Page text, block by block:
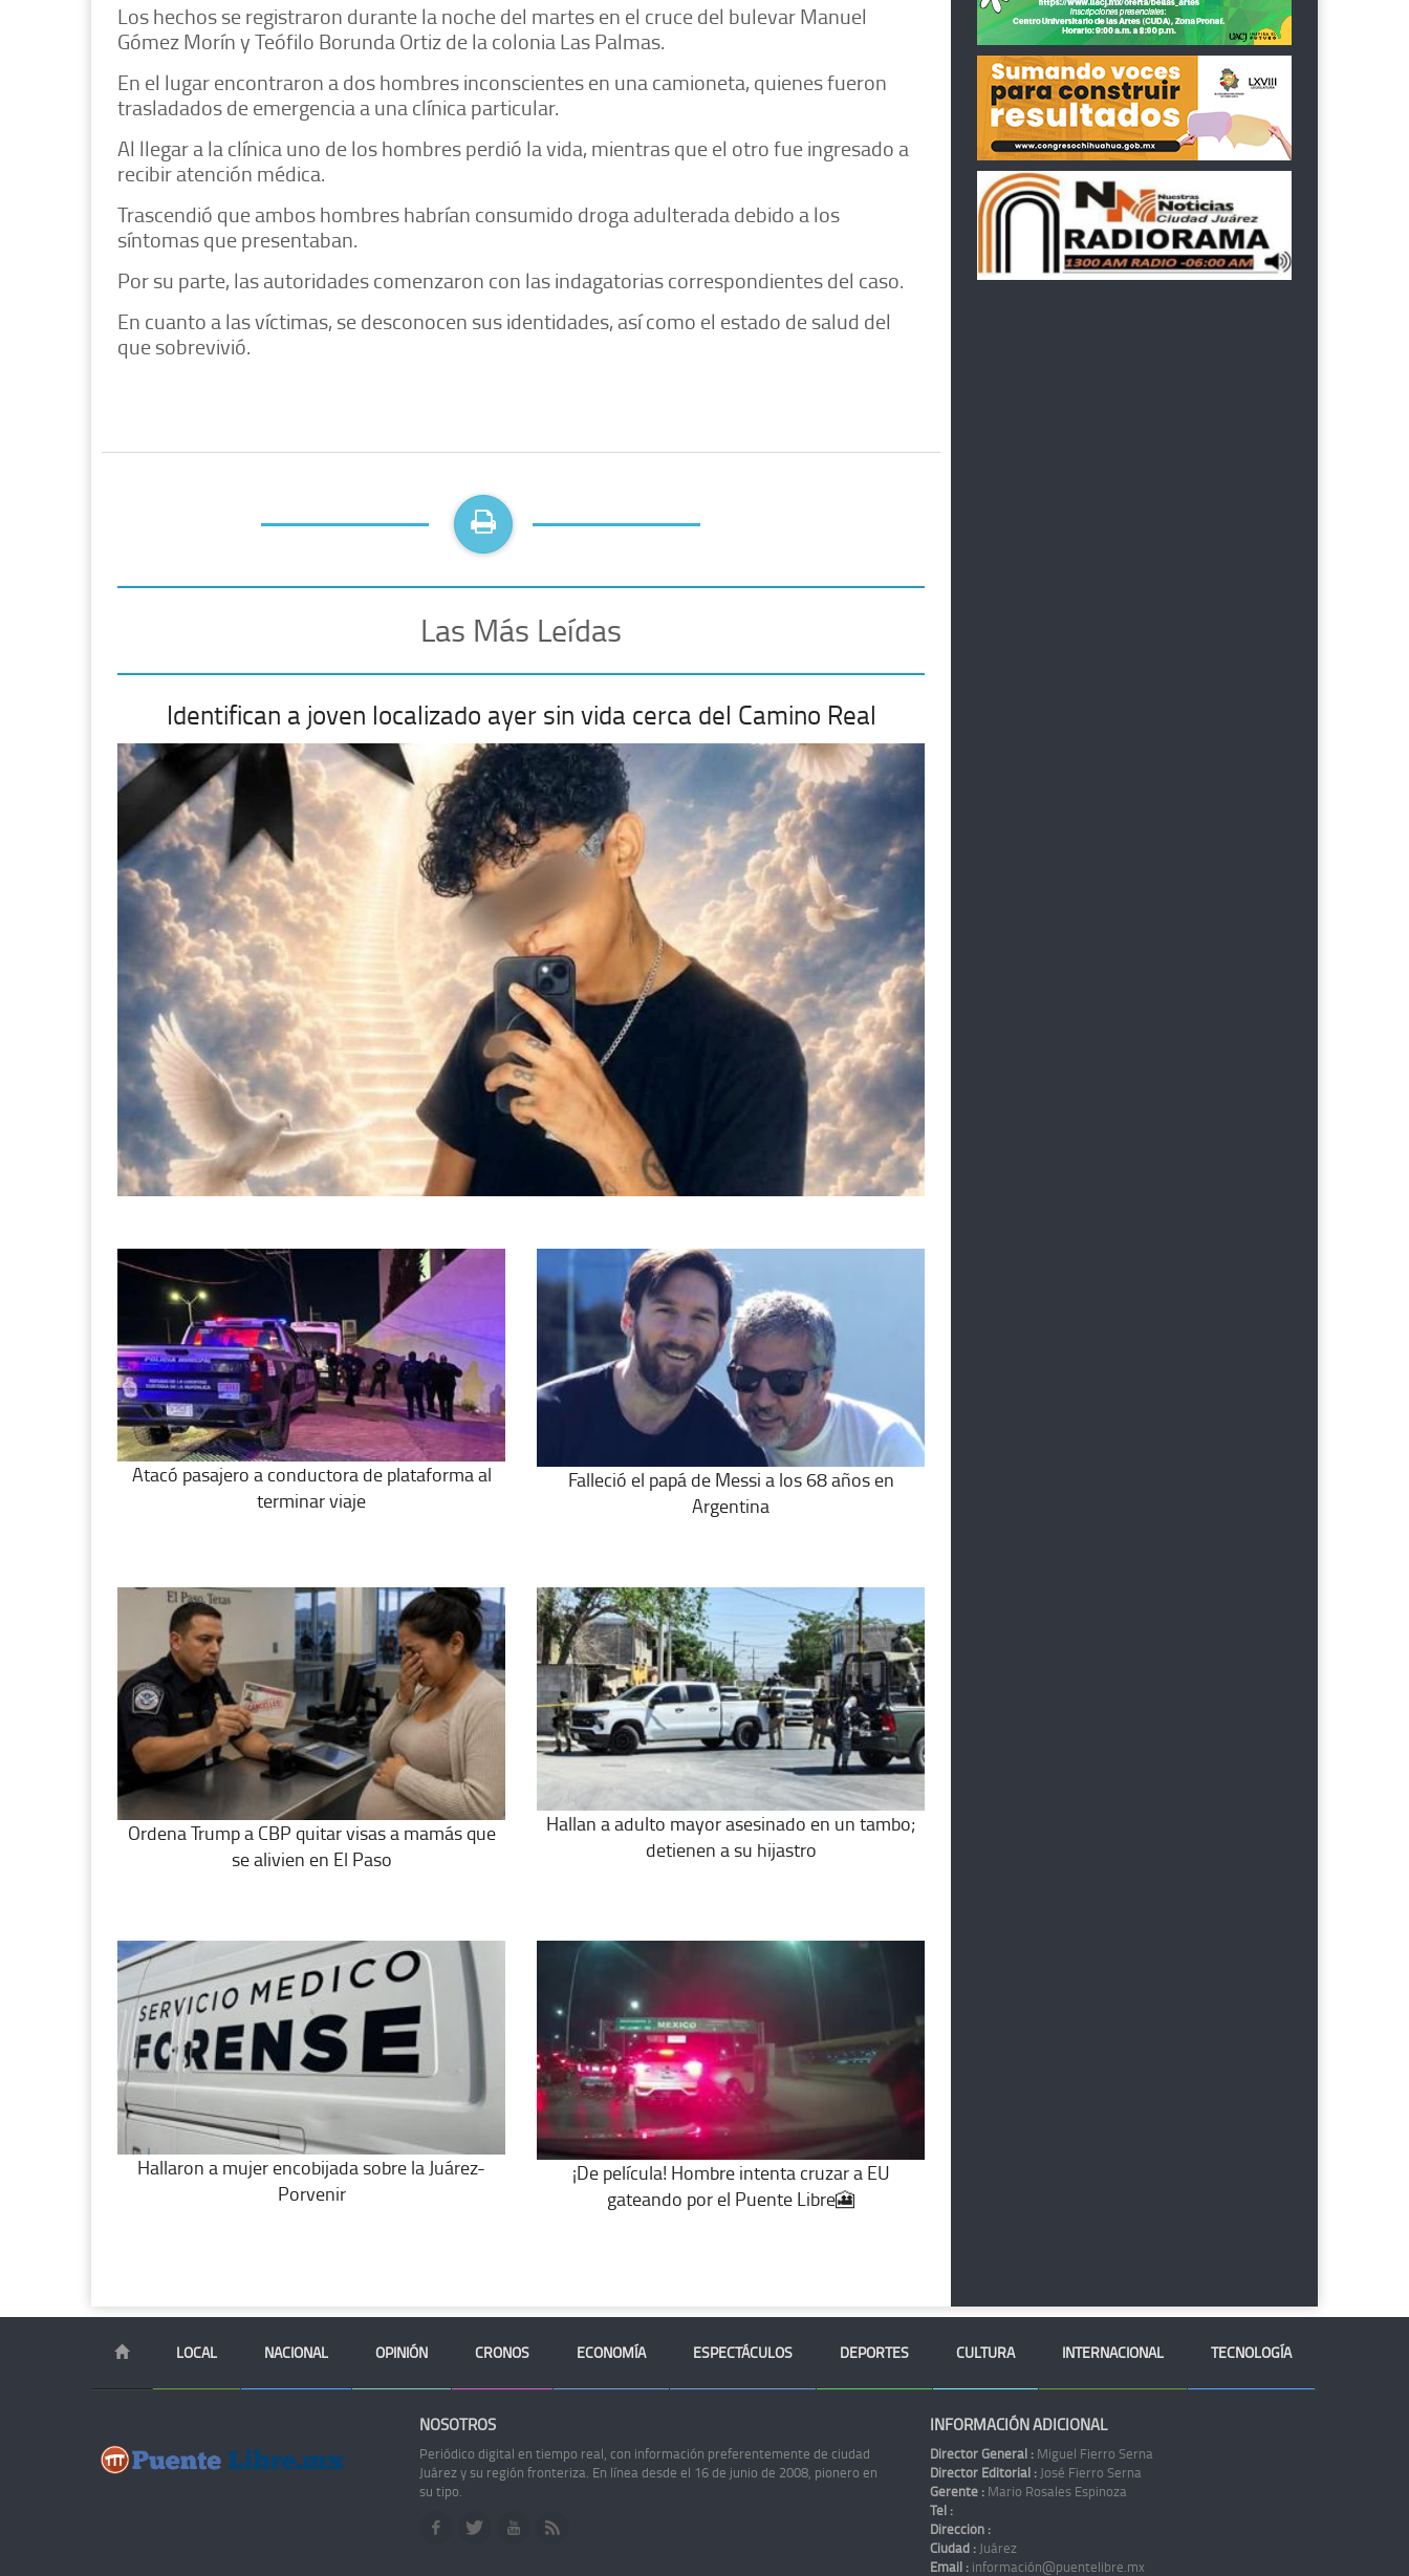
Los hechos se registraron durante la noche del martes en el cruce del bulevar Manuel
Gómez Morín y Teófilo Borunda Ortiz de la colonia Las Palmas.
En el lugar encontraron a dos hombres inconscientes en una camioneta, quienes fueron
trasladados de emergencia a una clínica particular.
Al llegar a la clínica uno de los hombres perdió la vida, mientras que el otro fue ingresado a
recibir atención médica.
Trascendió que ambos hombres habrían consumido droga adulterada debido a los
síntomas que presentaban.
Por su parte, las autoridades comenzaron con las indagatorias correspondientes del caso.
En cuanto a las víctimas, se desconocen sus identidades, así como el estado de salud del
que sobrevivió.
Las Más Leídas
Identifican a joven localizado ayer sin vida cerca del Camino Real
Atacó pasajero a conductora de plataforma al
terminar viaje
Falleció el papá de Messi a los 68 años en
Argentina
Ordena Trump a CBP quitar visas a mamás que
se alivien en El Paso
Hallan a adulto mayor asesinado en un tambo;
detienen a su hijastro
Hallaron a mujer encobijada sobre la Juárez-
Porvenir
¡De película! Hombre intenta cruzar a EU
gateando por el Puente Libre🎦
LOCAL NACIONAL OPINIÓN CRONOS ECONOMÍA ESPECTÁCULOS DEPORTES CULTURA INTERNACIONAL TECNOLOGÍA
NOSOTROS
Periódico digital en tiempo real, con información preferentemente de ciudad
Juárez y su región fronteriza. En línea desde el 16 de junio de 2008, pionero en
su tipo.
INFORMACIÓN ADICIONAL
Director General : Miguel Fierro Serna
Director Editorial : José Fierro Serna
Gerente : Mario Rosales Espinoza
Tel :
Dirección :
Ciudad : Juárez
Email : información@puentelibre.mx